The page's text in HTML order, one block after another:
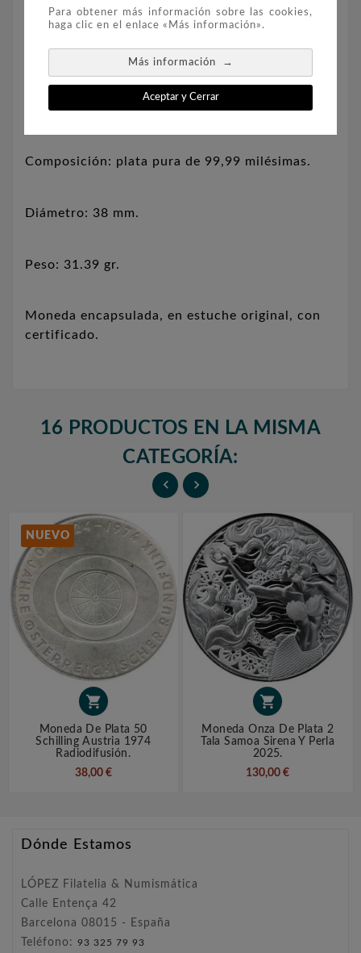
Para obtener más información sobre las cookies,
haga clic en el enlace «Más información».
Más información →
Aceptar y Cerrar
Migratorias de 1916.
onza de plata fina de 99,99%, con una tirada
limitada a 6.500 ejemplares en todo el mundo.
Composición: plata pura de 99,99 milésimas.
Diámetro: 38 mm.
Peso: 31.39 gr.
Moneda encapsulada, en estuche original, con
certificado.
16 PRODUCTOS EN LA MISMA
CATEGORÍA:
 
NUEVO

Moneda De Plata 50
Schilling Austria 1974
Radiodifusión.
38,00 €

Moneda Onza De Plata 2
Tala Samoa Sirena Y Perla
2025.
130,00 €
Dónde Estamos
LÓPEZ Filatelia & Numismática
Calle Entença 42
Barcelona 08015 - España
Teléfono: 93 325 79 93